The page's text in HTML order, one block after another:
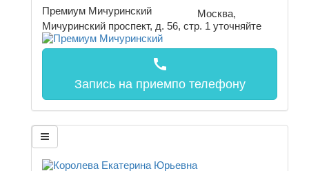
Премиум Мичуринский
Москва,
Мичуринский проспект, д. 56, стр. 1 уточняйте
call
Запись на приемпо телефону